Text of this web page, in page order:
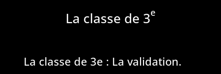
La classe de 3e
La classe de 3e : La validation.